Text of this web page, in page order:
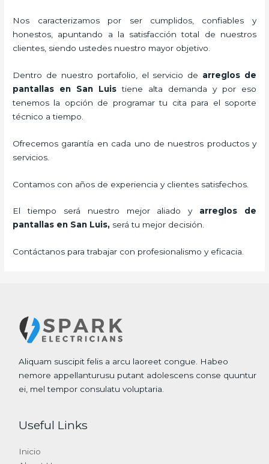
Nos caracterizamos por ser cumplidos, confiables y
honestos, apuntando a la satisfacción total de nuestros
clientes, siendo ustedes nuestro mayor objetivo.
Dentro de nuestro portafolio, el servicio de arreglos de
pantallas en San Luis tiene alta demanda y por eso
tenemos la opción de programar tu cita para el soporte
técnico a tiempo.
Ofrecemos garantía en cada uno de nuestros productos y
servicios.
Contamos con años de experiencia y clientes satisfechos.
El tiempo será nuestro mejor aliado y arreglos de
pantallas en San Luis, será tu mejor decisión.
Contáctanos para trabajar con profesionalismo y eficacia.
Aliquam suscipit felis a arcu laoreet congue. Habeo
nemore appellanturusu putant adolescens conse quuntur
ei, mel tempor consulatu voluptaria.
Useful Links
Inicio